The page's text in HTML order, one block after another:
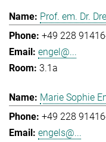
Prof. em. Dr.
+49 228
engel@...
3.1a
Marie Sophie
+49 228
engels@...